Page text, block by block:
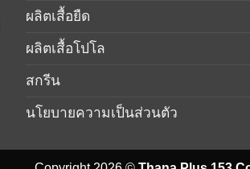
ผลิตเสื้อยืด
ผลิตเสื้อโปโล
สกรีน
นโยบายความเป็นส่วนตัว